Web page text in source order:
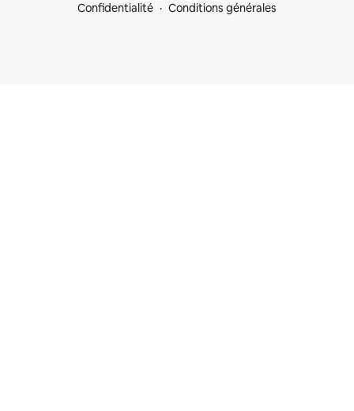
Confidentialité
Conditions générales